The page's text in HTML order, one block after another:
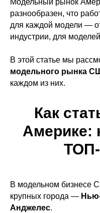
Модельный рынок
разнообразен, что
для каждой модели —
индустрии, для
В этой статье мы
модельного рынка
каждом из них.
Как
Америке:
В модельном бизнесе
крупных города —
Анджелес.